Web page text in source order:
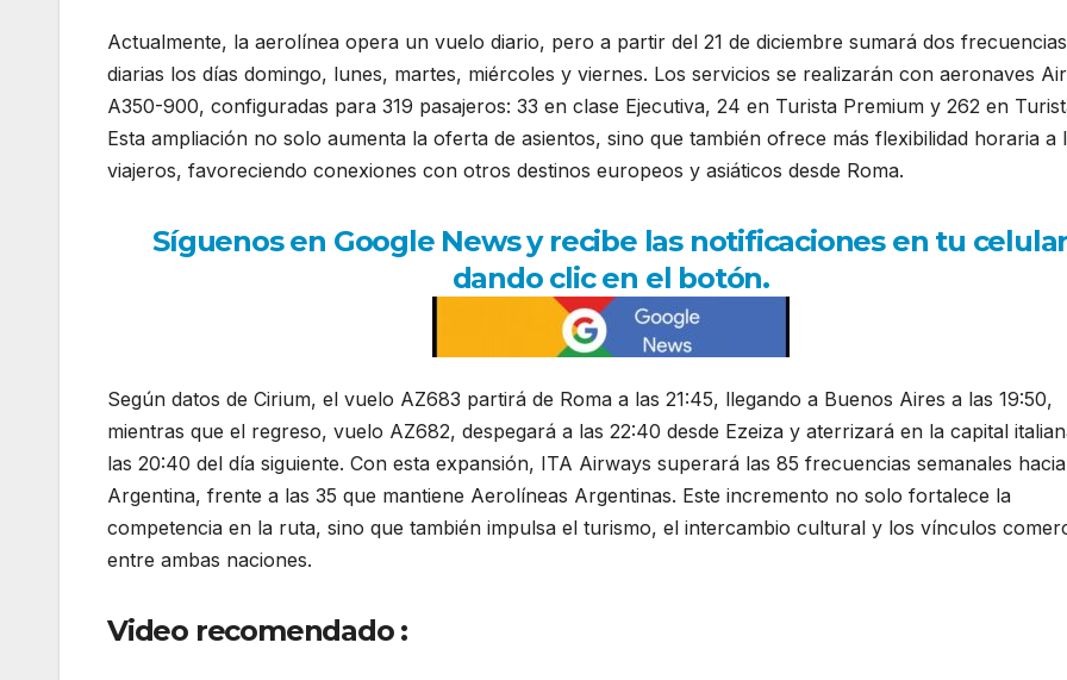
Actualmente, la aerolínea opera un vuelo diario, pero a partir del 21 de diciembre sumará dos frecuencias
diarias los días domingo, lunes, martes, miércoles y viernes. Los servicios se realizarán con aeronaves
A350-900, configuradas para 319 pasajeros: 33 en clase Ejecutiva, 24 en Turista Premium y 262 en
Esta ampliación no solo aumenta la oferta de asientos, sino que también ofrece más flexibilidad horaria a
viajeros, favoreciendo conexiones con otros destinos europeos y asiáticos desde Roma.
Síguenos en Google News y recibe las notificaciones en tu celular
dando clic en el botón.
Según datos de Cirium, el vuelo AZ683 partirá de Roma a las 21:45, llegando a Buenos Aires a las 19:50,
mientras que el regreso, vuelo AZ682, despegará a las 22:40 desde Ezeiza y aterrizará en la capital
las 20:40 del día siguiente. Con esta expansión, ITA Airways superará las 85 frecuencias semanales hacia
Argentina, frente a las 35 que mantiene Aerolíneas Argentinas. Este incremento no solo fortalece la
competencia en la ruta, sino que también impulsa el turismo, el intercambio cultural y los vínculos
entre ambas naciones.
Video recomendado :